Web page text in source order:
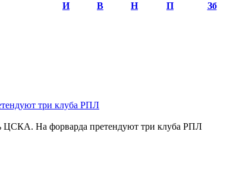
И В Н П Зб
ЦСКА. На форварда претендуют три клуба РПЛ